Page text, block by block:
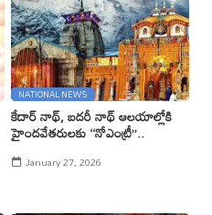
NATIONAL NEWS
కేదార్ నాథ్, బదరీ నాథ్ ఆలయాల్లోకి
హైందవేతరులకు ‘‘నోఎంట్రీ’’..
January 27, 2026